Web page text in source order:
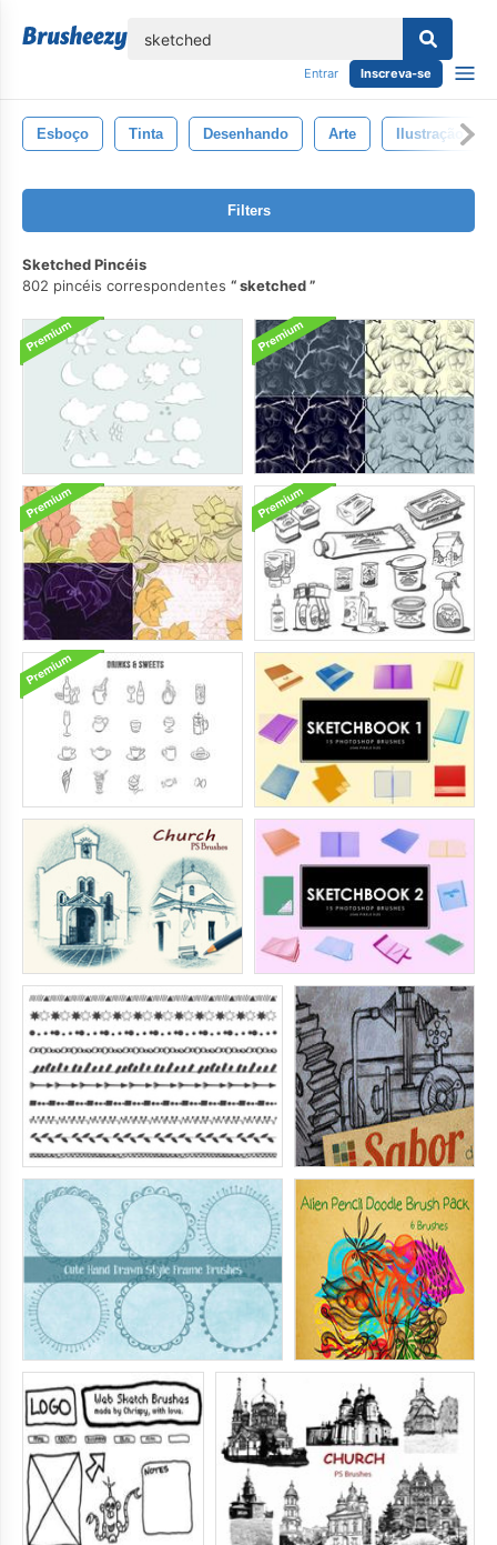
Entrar Inscreva-se
Esboço Tinta Desenhando Arte Ilustração
Filters
Sketched Pincéis
802 pincéis correspondentes
sketched